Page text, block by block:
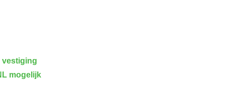
vestiging
mogelijk